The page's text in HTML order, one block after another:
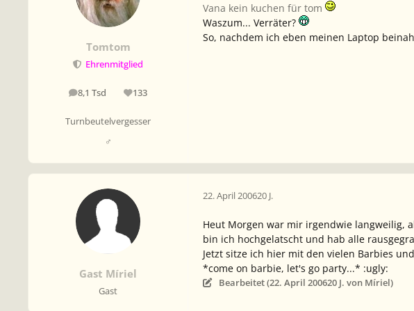
Tomtom
Ehrenmitglied
8,1 Tsd
Beiträge 133
Reputation
Turnbeutelvergesser
♂
Vana kein kuchen für tom
Waszum... Verräter?
So, nachdem ich eben meinen Laptop
Gast Míriel
Gast
22. April 200620 J.
Heut Morgen war mir irgendwie langweilig,
bin ich hochgelatscht und hab alle
Jetzt sitze ich hier mit den vielen Barbies
*come on barbie, let's go party...* :ugly:
Bearbeitet (22. April 200620 J. von Míriel)